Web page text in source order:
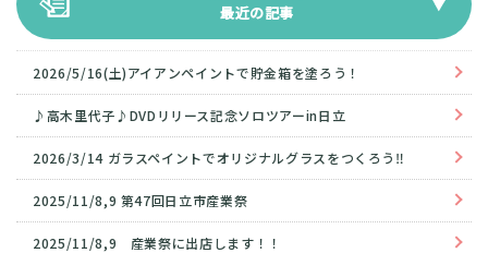
最近の記事
2026/5/16(土)アイアンペイントで貯金箱を塗ろう！
♪高木里代子♪DVDリリース記念ソロツアーin日立
2026/3/14 ガラスペイントでオリジナルグラスをつくろう‼
2025/11/8,9 第47回日立市産業祭
2025/11/8,9 産業祭に出店します！！